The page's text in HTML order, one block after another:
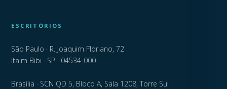
ESCRITÓRIOS
São Paulo · R. Joaquim Floriano, 72
Itaim Bibi · SP · 04534-000
Brasília · SCN QD 5, Bloco A, Sala 1208, Torre Sul